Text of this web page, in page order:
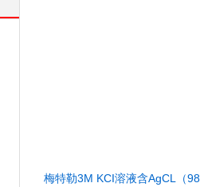
梅特勒3M KCI溶液含AgCL（